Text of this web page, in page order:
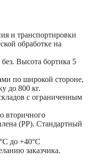
и транспортировки
обработке на
Высота бортика 5
по широкой стороне,
до 800 кг.
с ограниченным
вторичного
(PР). Стандартный
до +40°С
заказчика.